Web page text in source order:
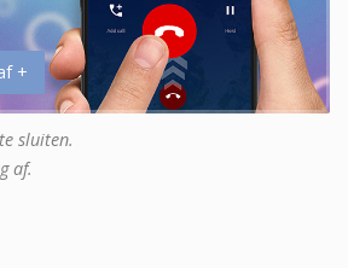
+
sluiten.
af.